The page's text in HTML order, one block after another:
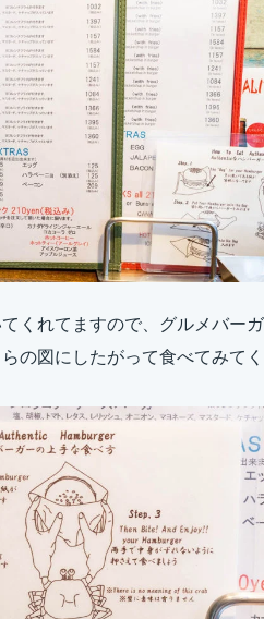
くれてますので、グルメバーガ
の図にしたがって食べてみてく